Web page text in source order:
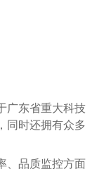
广东省重大科技
同时还拥有众多
、品质监控方面